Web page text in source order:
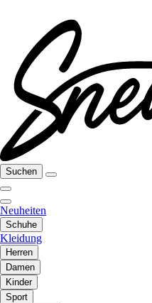
Suchen
Neuheiten
Schuhe
Kleidung
Herren
Damen
Kinder
Sport